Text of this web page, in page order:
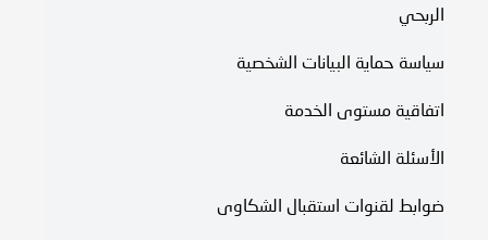
الربحي
سياسة حماية البيانات الشخصية
اتفاقية مستوى الخدمة​
الأسئلة الشائعة
ضوابط لقنوات استقبال الشكاوى